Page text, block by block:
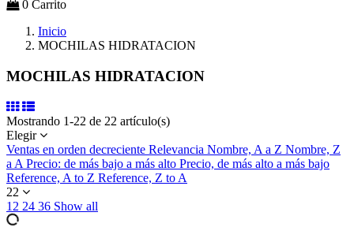
0 Carrito
Inicio
MOCHILAS HIDRATACION
MOCHILAS HIDRATACION
Mostrando 1-22 de 22 artículo(s)
Elegir
Ventas en orden decreciente Relevancia Nombre, A a Z Nombre, Z
a A Precio: de más bajo a más alto Precio, de más alto a más bajo
Reference, A to Z Reference, Z to A
22
12 24 36 Show all